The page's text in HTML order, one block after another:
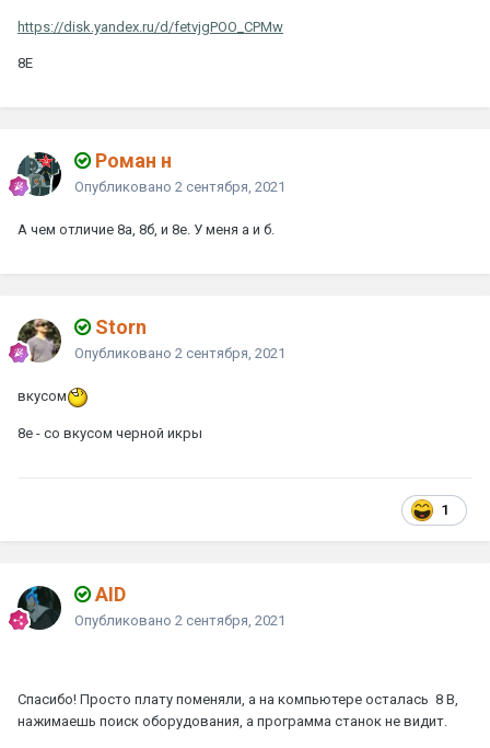
https://disk.yandex.ru/d/fetvjgPOO_CPMw
8Е
Роман н
Опубликовано 2 сентября, 2021
А чем отличие 8а, 8б, и 8е. У меня а и б.
Storn
Опубликовано 2 сентября, 2021
вкусом
8е - со вкусом черной икры
1
AID
Опубликовано 2 сентября, 2021
Спасибо! Просто плату поменяли, а на компьютере осталась 8 B,
нажимаешь поиск оборудования, а программа станок не видит.